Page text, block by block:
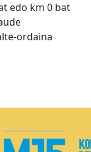
edo km 0 bat
ordaina